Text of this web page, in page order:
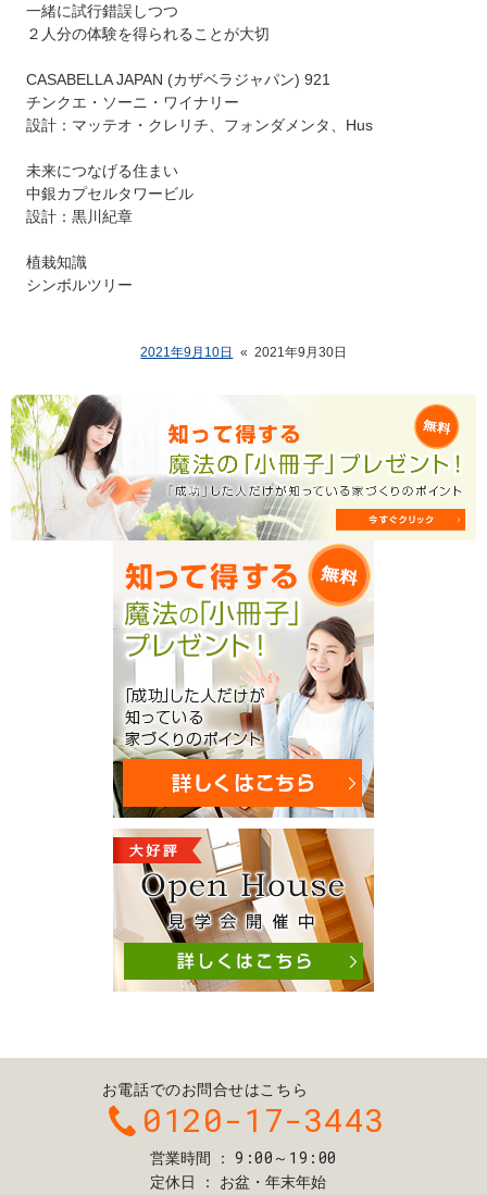
一緒に試行錯誤しつつ
２人分の体験を得られることが大切
CASABELLA JAPAN (カザベラジャパン) 921
チンクエ・ソーニ・ワイナリー
設計：マッテオ・クレリチ、フォンダメンタ、Hus
未来につなげる住まい
中銀カプセルタワービル
設計：黒川紀章
植栽知識
シンボルツリー
2021年9月10日 « 2021年9月30日
お電話でのお問合せはこちら
0120-17-3443
営業時間 9:00～19:00
定休日 お盆・年末年始